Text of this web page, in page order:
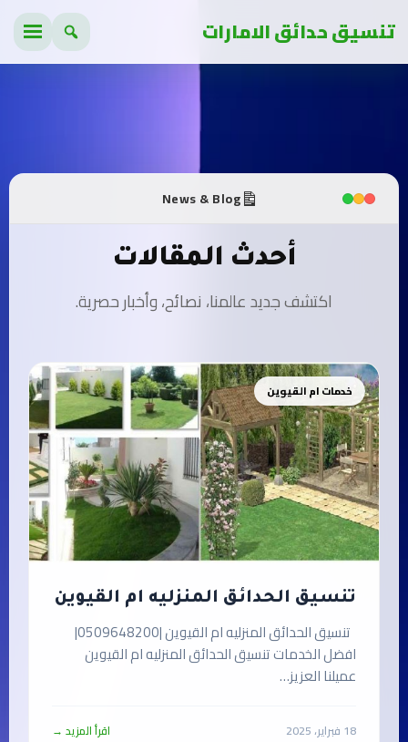
تنسيق حدائق الامارات
News & Blog
أحدث المقالات
اكتشف جديد عالمنا، نصائح، وأخبار حصرية.
خدمات ام القيوين
تنسيق الحدائق المنزليه ام القيوين
تنسيق الحدائق المنزليه ام القيوين |0509648200|
افضل الخدمات تنسيق الحدائق المنزليه ام القيوين
عميلنا العزيز…
18 فبراير، 2025 اقرأ المزيد →